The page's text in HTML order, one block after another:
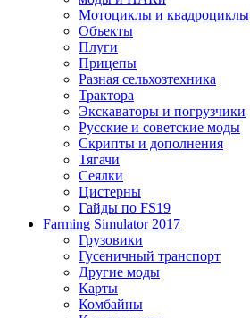
Мотоциклы и квадроциклы
Объекты
Плуги
Прицепы
Разная сельхозтехника
Трактора
Экскаваторы и погрузчики
Русские и советские моды
Скрипты и дополнения
Тягачи
Сеялки
Цистерны
Гайды по FS19
Farming Simulator 2017
Грузовики
Гусеничный транспорт
Другие моды
Карты
Комбайны